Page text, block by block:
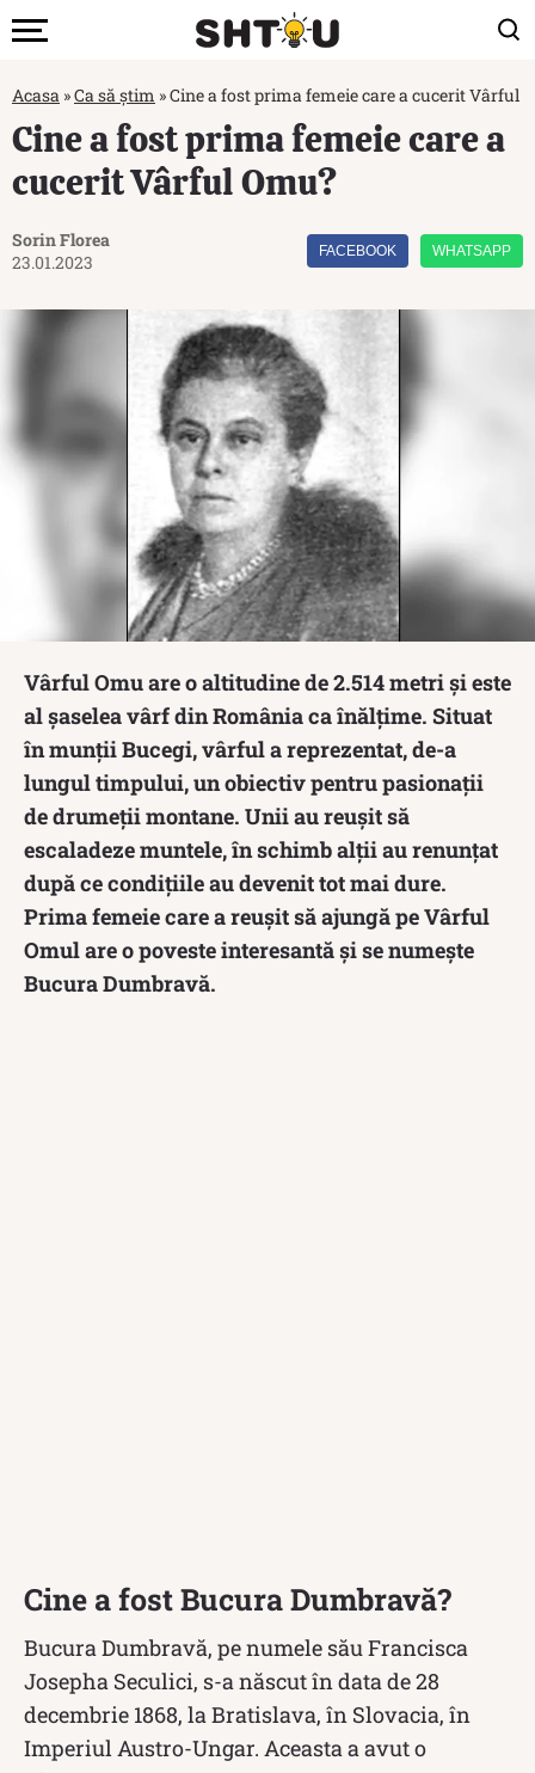
Acasa »Ca să știm »Cine a fost prima femeie care a cucerit Vârful
Cine a fost prima femeie care a
cucerit Vârful Omu?
Sorin Florea
23.01.2023
FACEBOOK WHATSAPP
Vârful Omu are o altitudine de 2.514 metri și este
al șaselea vârf din România ca înălțime. Situat
în munții Bucegi, vârful a reprezentat, de-a
lungul timpului, un obiectiv pentru pasionații
de drumeții montane. Unii au reușit să
escaladeze muntele, în schimb alții au renunțat
după ce condițiile au devenit tot mai dure.
Prima femeie care a reușit să ajungă pe Vârful
Omul are o poveste interesantă și se numește
Bucura Dumbravă.
Cine a fost Bucura Dumbravă?
Bucura Dumbravă, pe numele său Francisca
Josepha Seculici, s-a născut în data de 28
decembrie 1868, la Bratislava, în Slovacia, în
Imperiul Austro-Ungar. Aceasta a avut o